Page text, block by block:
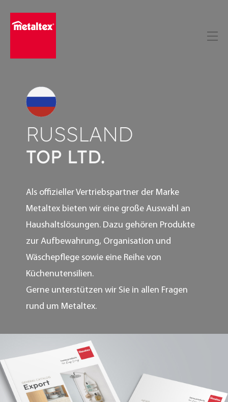
RUSSLAND
TOP LTD.
Als offizieller Vertriebspartner der Marke
Metaltex bieten wir eine große Auswahl an
Haushaltslösungen. Dazu gehören Produkte
zur Aufbewahrung, Organisation und
Wäschepflege sowie eine Reihe von
Küchenutensilien.
Gerne unterstützen wir Sie in allen Fragen
rund um Metaltex.